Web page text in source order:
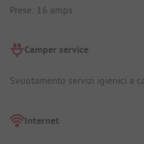
Prese: 16 amps
Camper service
Svuotamento servizi igienici a
Internet